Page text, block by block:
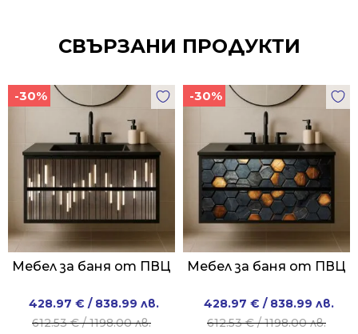
СВЪРЗАНИ ПРОДУКТИ
-30%
Мебел за баня от ПВЦ
612.53€/ 1198.00 лв.
Original
price
428.97 € / 838.99 лв.
Current
price
-30%
Мебел за баня от ПВЦ
612.53€/ 1198.00 лв.
Original
price
428.97 € / 838.99 лв.
Current
price